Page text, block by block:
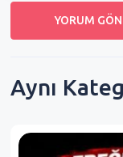
Aynı